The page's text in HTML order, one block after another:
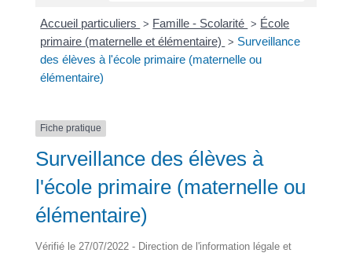
Accueil particuliers > Famille - Scolarité > École
primaire (maternelle et élémentaire) > Surveillance
des élèves à l'école primaire (maternelle ou
élémentaire)
Fiche pratique
Surveillance des élèves à
l'école primaire (maternelle ou
élémentaire)
Vérifié le 27/07/2022 - Direction de l'information légale et